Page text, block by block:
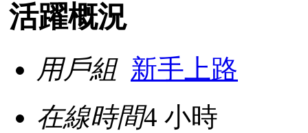
活躍概況
用戶組 新手上路
在線時間4 小時